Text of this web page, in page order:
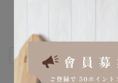
商品介紹